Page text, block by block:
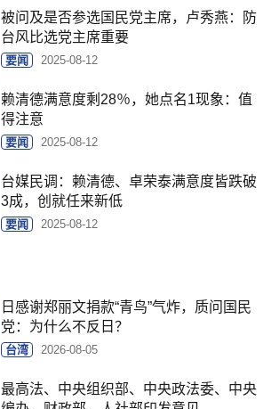
被问及是否参选国民党主席，卢秀燕：防
台风比选党主席重要
要闻 2025-08-12
赖清德满意度剩28％，她点名1现象：值
得注意
要闻 2025-08-12
台媒民调：赖清德、卓荣泰满意度皆跌破
3成，创就任来新低
要闻 2025-08-12
日感谢郑丽文捐款“青鸟”气炸，质问国民
党：为什么不反日？
台湾 2026-08-05
最高法、中央组织部、中央政法委、中央